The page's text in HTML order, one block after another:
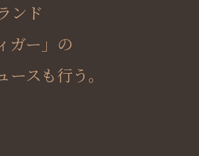
ンド
ガー」の
スも行う。